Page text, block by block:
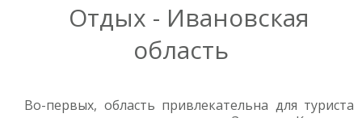
Отдых - Ивановская
область
Во-первых, область привлекательна для туриста